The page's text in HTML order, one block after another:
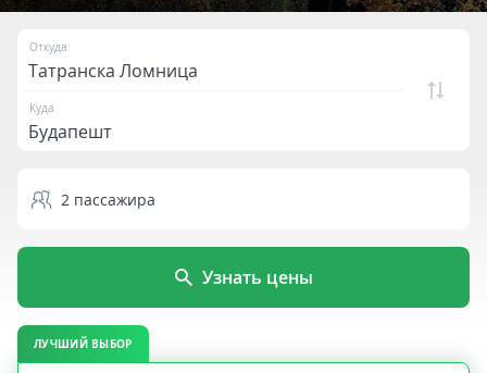
Откуда
Куда
2 пассажира
Узнать цены
ЛУЧШИЙ ВЫБОР